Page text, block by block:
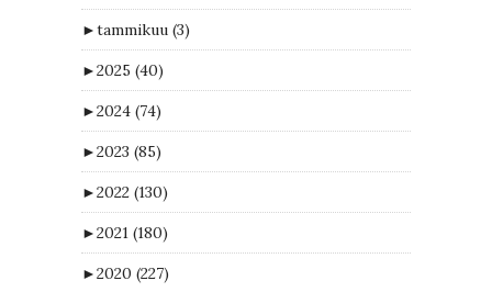
►tammikuu (3)
►2025 (40)
►2024 (74)
►2023 (85)
►2022 (130)
►2021 (180)
►2020 (227)